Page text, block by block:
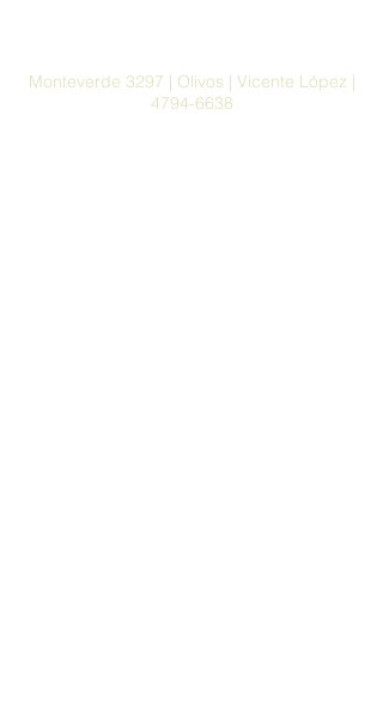
Monteverde 3297 | Olivos | Vicente López |
4794-6638